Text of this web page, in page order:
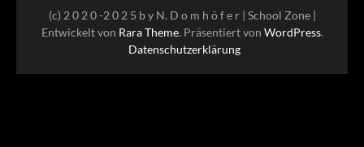
(c) 2 0 2 0 -2 0 2 5 b y N. D o m h ö f e r | School Zone |
Entwickelt von Rara Theme. Präsentiert von WordPress.
Datenschutzerklärung